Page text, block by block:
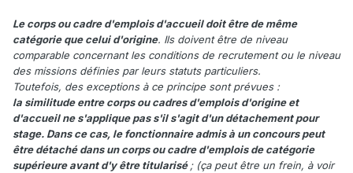
Le corps ou cadre d'emplois d'accueil doit être de même
catégorie que celui d'origine. Ils doivent être de niveau
comparable concernant les conditions de recrutement ou le niveau
des missions définies par leurs statuts particuliers.
Toutefois, des exceptions à ce principe sont prévues :
la similitude entre corps ou cadres d'emplois d'origine et
d'accueil ne s'applique pas s'il s'agit d'un détachement pour
stage. Dans ce cas, le fonctionnaire admis à un concours peut
être détaché dans un corps ou cadre d'emplois de catégorie
supérieure avant d'y être titularisé; (ça peut être un frein, à voir